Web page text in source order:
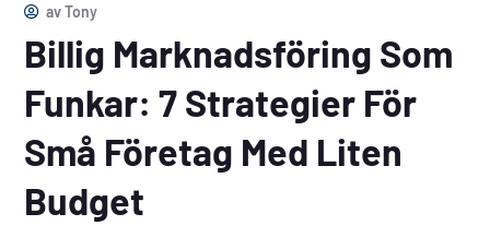
avTony
Billig Marknadsföring Som
Funkar: 7 Strategier För
Små Företag Med Liten
Budget